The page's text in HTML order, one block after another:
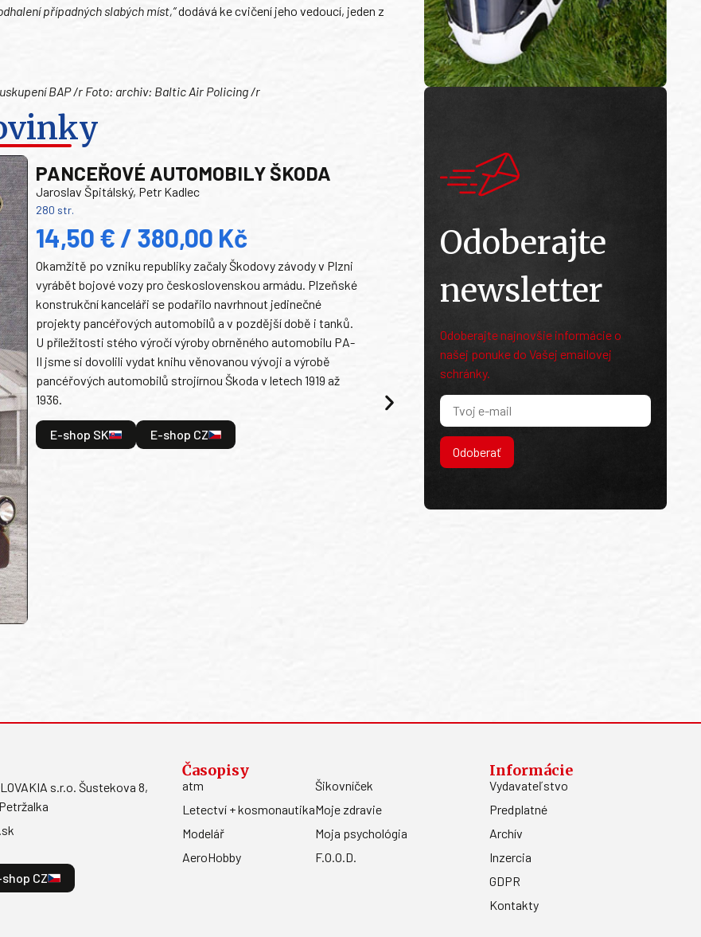
případných slabých míst,“dodává ke cvičení jeho vedoucí, jeden z
BAP /r Foto: archiv: Baltic Air Policing /r
PANCEŘOVÉ AUTOMOBILY ŠKODA
Jaroslav Špitálský, Petr Kadlec
280 str.
14,50 € / 380,00 Kč
Okamžitě po vzniku republiky začaly Škodovy závody v Plzni
vyrábět bojové vozy pro československou armádu. Plzeňské
konstrukční kanceláři se podařilo navrhnout jedinečné
projekty pancéřových automobilů a v pozdější době i tanků.
U příležitosti stého výročí výroby obrněného automobilu PA-
II jsme si dovolili vydat knihu věnovanou vývoji a výrobě
pancéřových automobilů strojírnou Škoda v letech 1919 až
1936.
E-shop SK E-shop CZ
Odoberajte
newsletter
Odoberajte najnovšie informácie o
našej ponuke do Vašej emailovej
schránky.
Odoberať
s.r.o. Šustekova 8,
CZ
Časopisy
atm
Letectví + kosmonautika
Modelář
AeroHobby
Šikovníček
Moje zdravie
Moja psychológia
F.O.O.D.
Informácie
Vydavateľstvo
Predplatné
Archív
Inzercia
GDPR
Kontakty